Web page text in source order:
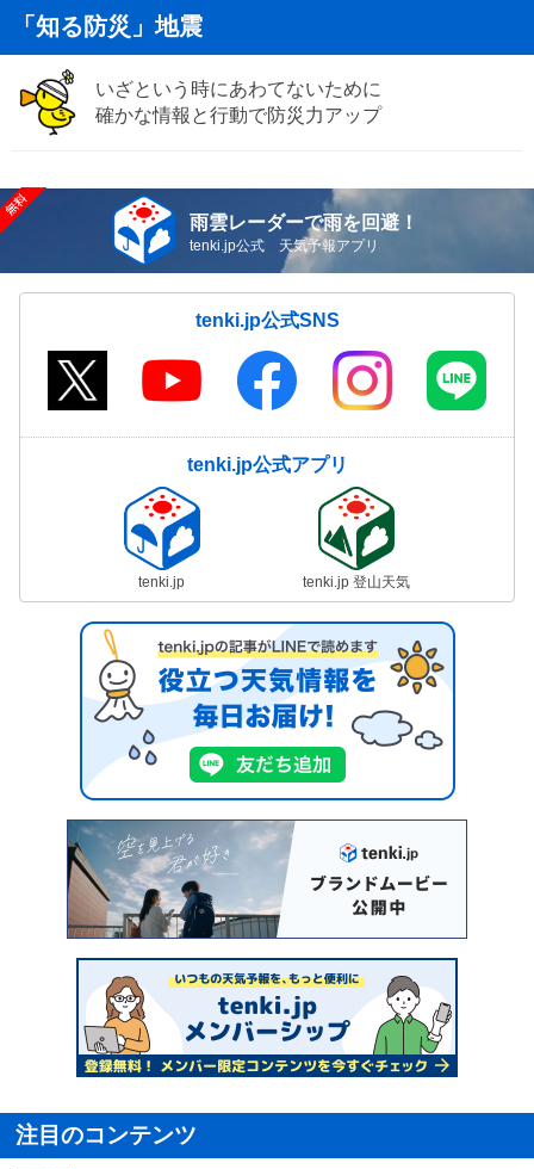
「知る防災」地震
いざという時にあわてないために
確かな情報と行動で防災力アップ
雨雲レーダーで雨を回避！
tenki.jp公式 天気予報アプリ
tenki.jp公式SNS
tenki.jp公式アプリ
tenki.jp tenki.jp 登山天気
注目のコンテンツ